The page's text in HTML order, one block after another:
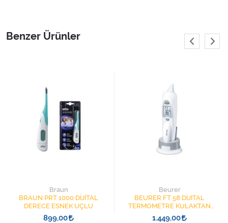
Benzer Ürünler
Braun
BRAUN PRT 1000 DİJİTAL
DERECE ESNEK UÇLU
899,00
Beurer
BEURER FT 58 DİJİTAL
TERMOMETRE KULAKTAN
ATEŞ ÖLÇER
1.449,00